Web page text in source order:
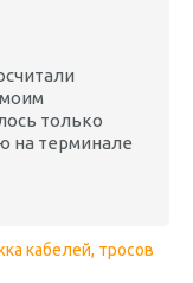
только
на терминале
кабелей, тросов